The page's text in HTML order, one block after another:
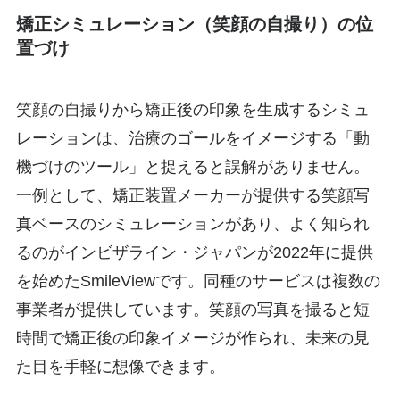
矯正シミュレーション（笑顔の自撮り）の位
置づけ
笑顔の自撮りから矯正後の印象を生成するシミュ
レーションは、治療のゴールをイメージする「動
機づけのツール」と捉えると誤解がありません。
一例として、矯正装置メーカーが提供する笑顔写
真ベースのシミュレーションがあり、よく知られ
るのがインビザライン・ジャパンが2022年に提供
を始めたSmileViewです。同種のサービスは複数の
事業者が提供しています。笑顔の写真を撮ると短
時間で矯正後の印象イメージが作られ、未来の見
た目を手軽に想像できます。